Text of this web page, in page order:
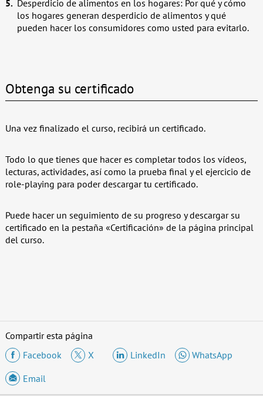
Desperdicio de alimentos en los hogares: Por qué y cómo
los hogares generan desperdicio de alimentos y qué
pueden hacer los consumidores como usted para evitarlo.
Obtenga su certificado
Una vez finalizado el curso, recibirá un certificado.
Todo lo que tienes que hacer es completar todos los vídeos,
lecturas, actividades, así como la prueba final y el ejercicio de
role-playing para poder descargar tu certificado.
Puede hacer un seguimiento de su progreso y descargar su
certificado en la pestaña «Certificación» de la página principal
del curso.
Compartir esta página
Facebook
X LinkedIn
WhatsApp
Email